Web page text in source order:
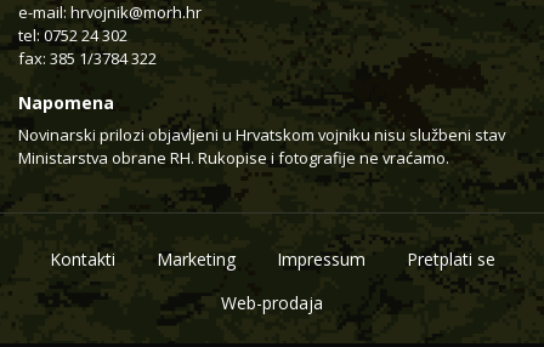
e-mail: hrvojnik@morh.hr
tel: 0752 24 302
fax: 385 1/3784 322
Napomena
Novinarski prilozi objavljeni u Hrvatskom vojniku nisu službeni stav
Ministarstva obrane RH. Rukopise i fotografije ne vraćamo.
Kontakti Marketing Impressum
Pretplati se
Web-prodaja